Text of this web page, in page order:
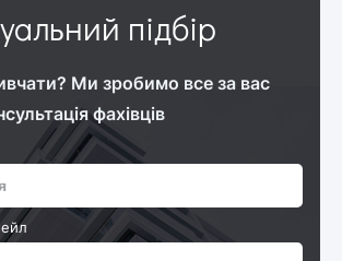
підбір
Ми зробимо все за вас
фахівців